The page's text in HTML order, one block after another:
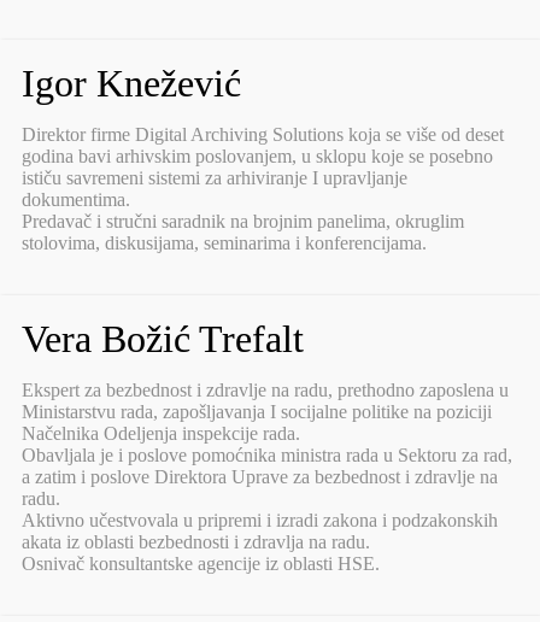
Igor Knežević
Direktor firme Digital Archiving Solutions koja se više od deset
godina bavi arhivskim poslovanjem, u sklopu koje se posebno
ističu savremeni sistemi za arhiviranje I upravljanje
dokumentima.
Predavač i stručni saradnik na brojnim panelima, okruglim
stolovima, diskusijama, seminarima i konferencijama.
Vera Božić Trefalt
Ekspert za bezbednost i zdravlje na radu, prethodno zaposlena u
Ministarstvu rada, zapošljavanja I socijalne politike na poziciji
Načelnika Odeljenja inspekcije rada.
Obavljala je i poslove pomoćnika ministra rada u Sektoru za rad,
a zatim i poslove Direktora Uprave za bezbednost i zdravlje na
radu.
Aktivno učestvovala u pripremi i izradi zakona i podzakonskih
akata iz oblasti bezbednosti i zdravlja na radu.
Osnivač konsultantske agencije iz oblasti HSE.